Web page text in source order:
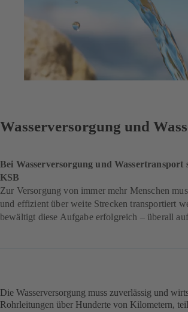
Wasserversorgung und
Bei Wasserversorgung und Wassertransport
KSB
Zur Versorgung von immer mehr Menschen
und effizient über weite Strecken transportiert
bewältigt diese Aufgabe erfolgreich – überall
Die Wasserversorgung muss zuverlässig und
Rohrleitungen über Hunderte von Kilometern,